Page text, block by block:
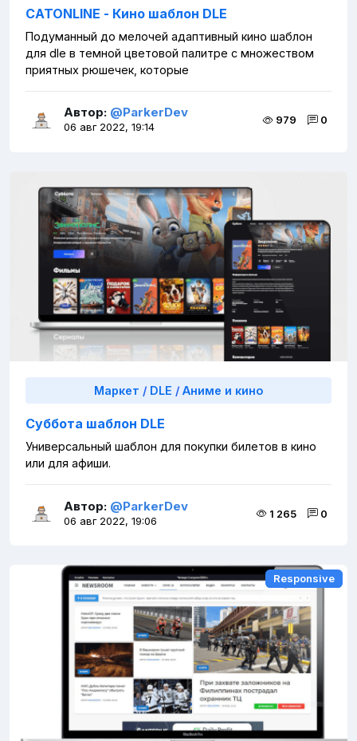
CATONLINE - Кино шаблон DLE
Подуманный до мелочей адаптивный кино шаблон
для dle в темной цветовой палитре с множеством
приятных рюшечек, которые
Автор: @ParkerDev
06 авг 2022, 19:14
979 0
Маркет / DLE / Аниме и кино
Суббота шаблон DLE
Универсальный шаблон для покупки билетов в кино
или для афиши.
Автор: @ParkerDev
06 авг 2022, 19:06
1 265 0
Responsive
Responsive